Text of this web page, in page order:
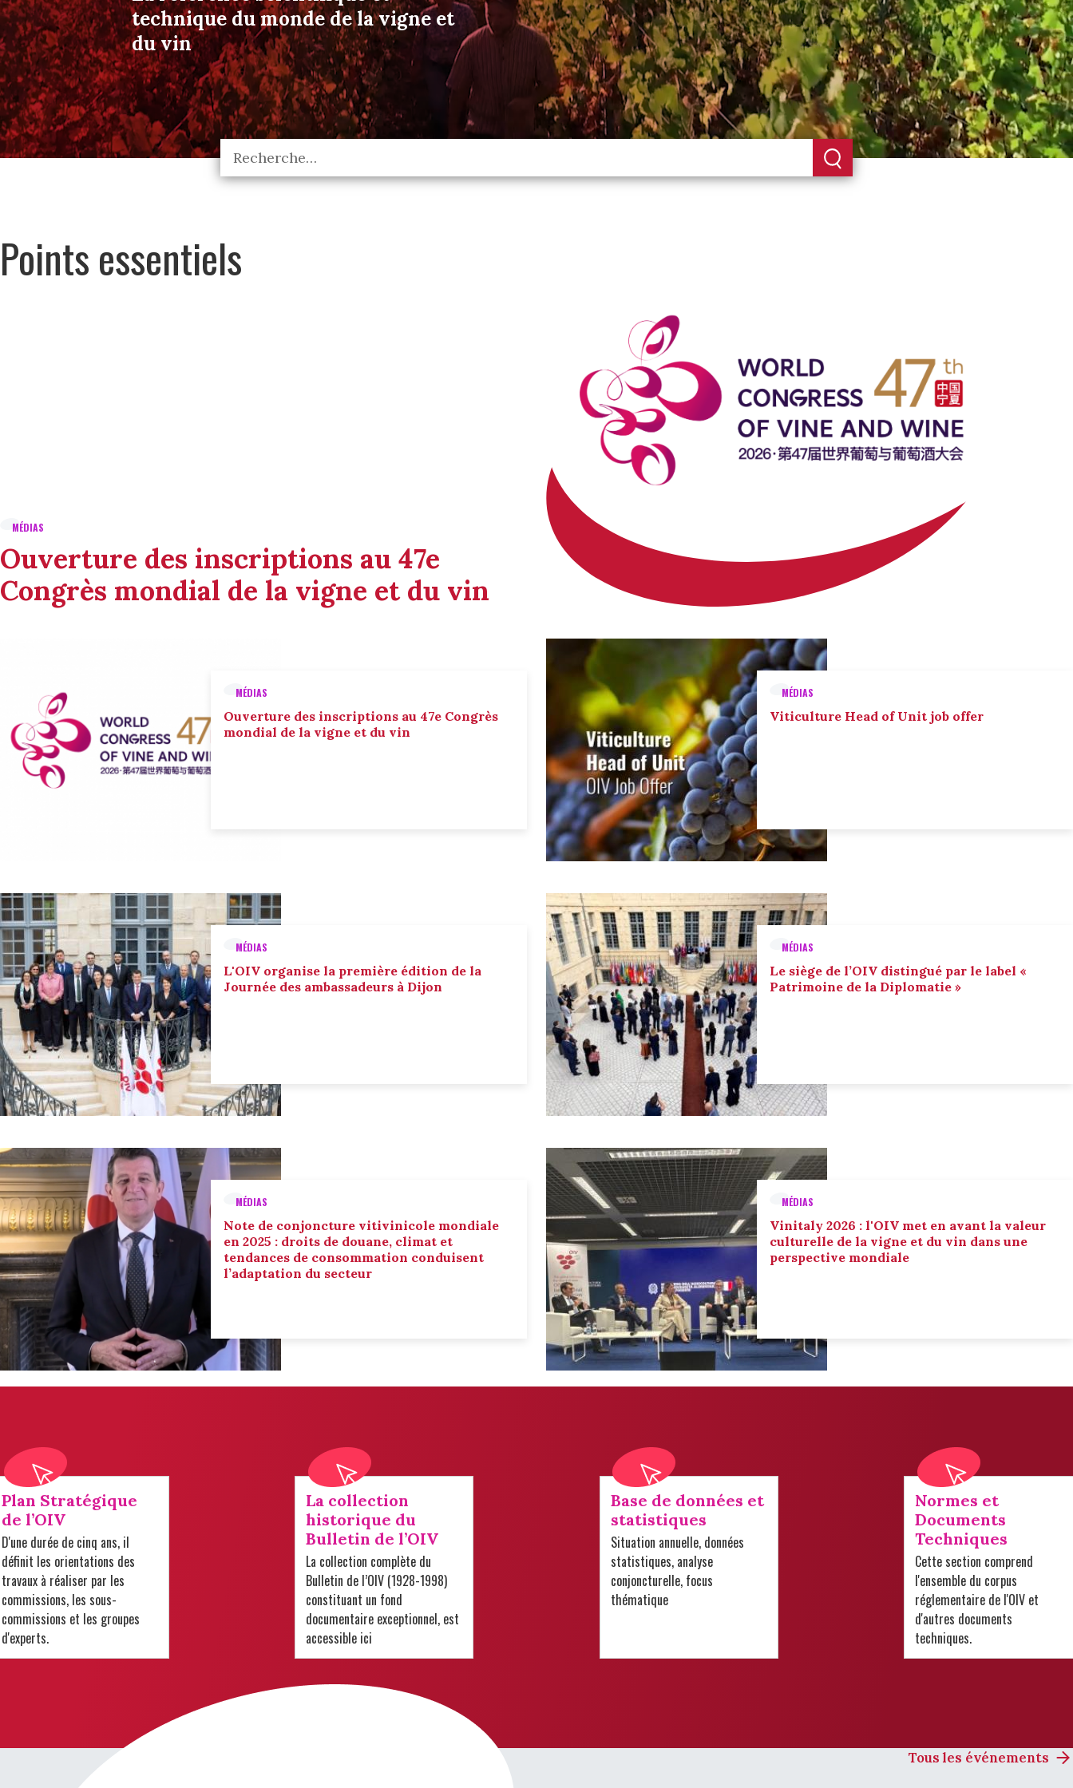
technique du monde de la vigne et
du vin
Points essentiels
MÉDIAS
Ouverture des inscriptions au 47e
Congrès mondial de la vigne et du vin
MÉDIAS
Ouverture des inscriptions au 47e Congrès
mondial de la vigne et du vin
MÉDIAS
Viticulture Head of Unit job offer
MÉDIAS
L'OIV organise la première édition de la
Journée des ambassadeurs à Dijon
MÉDIAS
Le siège de l’OIV distingué par le label «
Patrimoine de la Diplomatie »
MÉDIAS
Note de conjoncture vitivinicole mondiale
en 2025 : droits de douane, climat et
tendances de consommation conduisent
l’adaptation du secteur
MÉDIAS
Vinitaly 2026 : l'OIV met en avant la valeur
culturelle de la vigne et du vin dans une
perspective mondiale
Plan Stratégique
de l’OIV
D'une durée de cinq ans, il
définit les orientations des
travaux à réaliser par les
commissions, les sous-
commissions et les groupes
d'experts.
La collection
historique du
Bulletin de l’OIV
La collection complète du
Bulletin de l’OIV (1928-1998)
constituant un fond
documentaire exceptionnel, est
accessible ici
Base de données et
statistiques
Situation annuelle, données
statistiques, analyse
conjoncturelle, focus
thématique
Normes et
Documents
Techniques
Cette section comprend
l'ensemble du corpus
réglementaire de l'OIV et
d'autres documents
techniques.
Tous les événements